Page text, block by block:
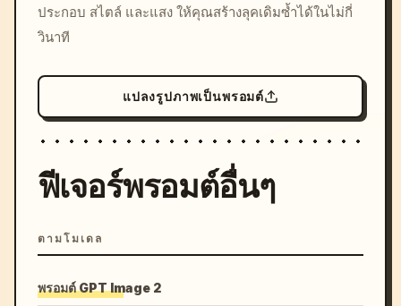
ประกอบ สไตล์ และแสง ให้คุณสร้างลุคเดิมซ้ำได้ในไม่กี่
วินาที
แปลงรูปภาพเป็นพรอมต์
ฟีเจอร์พรอมต์อื่นๆ
ตามโมเดล
พรอมต์ GPT Image 2